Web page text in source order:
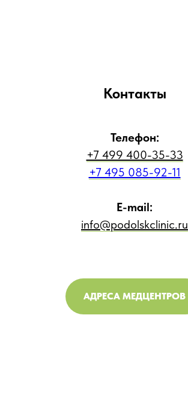
Контакты
Телефон:
+7 499 400-35-33
+7 495 085-92-11
E-mail:
info@podolskclinic.ru
АДРЕСА МЕДЦЕНТРОВ